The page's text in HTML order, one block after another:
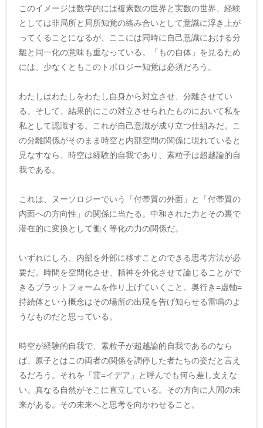
このイメージは数学的には複素数の世界と実数の世界、経験
としては非局所と局所知覚の絡み合いとして意識に浮き上が
ってくることになるが、ここには同時に自己意識における分
離と同一化の意味も重なっている。「もの自体」を見るため
には、少なくともこのトポロジー知覚は必須だろう。
わたしはわたしをわたし自身から対立させ、分離させてい
る。そして、結果的にこの対立させられたものにおいて私を
私として認識する。これが自己意識が成り立つ仕組みだ。こ
の分離関係がそのまま時空と内部空間の関係に現れていると
見なすなら、時空は経験的自我であり、素粒子は超越論的自
我である。
これは、ヌーソロジーでいう「付帯質の外面」と「付帯質の
内面への方向性」の関係に当たる。中和された力とその裏で
潜在的に変換として働く等化の力の関係だ。
いずれにしろ、内部を外部に移すことのできる思考方法が必
要だ。時間を空間化させ、精神を外化させて論じることがで
きるプラットフォームを作り上げていくこと。奥行き=虚軸=
持続体という概念はその場所の出現を告げ知らせる雷鳴のよ
うなものだと思っている。
時空が経験的自我で、素粒子が超越論的自我であるのなら
ば、原子とはこの両者の関係を調停した者たちの姿だと言え
るだろう。それを「霊=イデア」と呼んでも何ら差し支えな
い。真なる自然がそこに直立している。その方向に人間の未
来がある。その未来へと思考を向かわせること。